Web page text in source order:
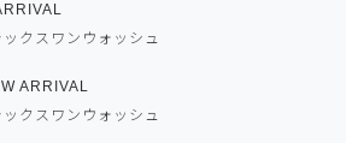
クスワンウォッシュ
ARRIVAL
クスワンウォッシュ